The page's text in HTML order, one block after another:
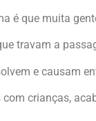
é que muita
travam a
e causam
crianças,